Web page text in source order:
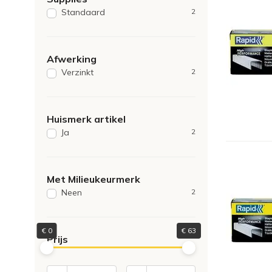
5050E
66/7
Standaard 2
Afwerking
Verzinkt 2
Huismerk artikel
Ja 2
Met Milieukeurmerk
Neen 2
Prijs
€ 0 € 63